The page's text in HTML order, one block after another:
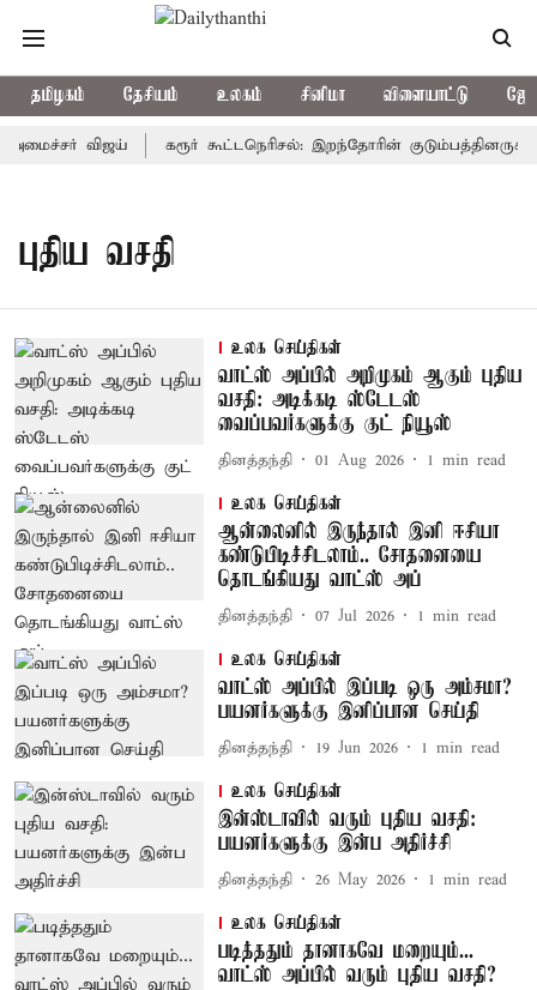
தமிழகம் தேசியம் உலகம் சினிமா விளையாட்டு
அமைச்சர் விஜய் கரூர் கூட்டநெரிசல்: இறந்தோரின்
புதிய வசதி
உலக செய்திகள்
வாட்ஸ் அப்பில் அறிமுகம் ஆகும் புதிய
வசதி: அடிக்கடி ஸ்டேடஸ்
வைப்பவர்களுக்கு குட் நியூஸ்
தினத்தந்தி 01 Aug 2026 1 min read
உலக செய்திகள்
ஆன்லைனில் இருந்தால் இனி ஈசியா
கண்டுபிடிச்சிடலாம்.. சோதனையை
தொடங்கியது வாட்ஸ் அப்
தினத்தந்தி 07 Jul 2026 1 min read
உலக செய்திகள்
வாட்ஸ் அப்பில் இப்படி ஒரு அம்சமா?
பயனர்களுக்கு இனிப்பான செய்தி
தினத்தந்தி 19 Jun 2026 1 min read
உலக செய்திகள்
இன்ஸ்டாவில் வரும் புதிய வசதி:
பயனர்களுக்கு இன்ப அதிர்ச்சி
தினத்தந்தி 26 May 2026 1 min read
உலக செய்திகள்
படித்ததும் தானாகவே மறையும்...
வாட்ஸ் அப்பில் வரும் புதிய வசதி?